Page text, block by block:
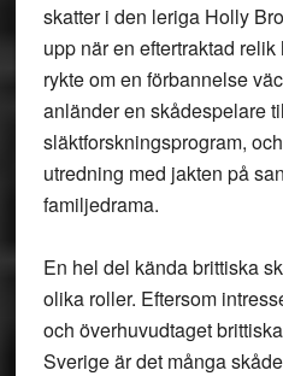
skatter i den leriga Holly
upp när en eftertraktad
rykte om en förbannelse
anländer en skådespelare
släktforskningsprogram,
utredning med jakten på
familjedrama.
En hel del kända brittiska
olika roller. Eftersom
och överhuvudtaget
Sverige är det många